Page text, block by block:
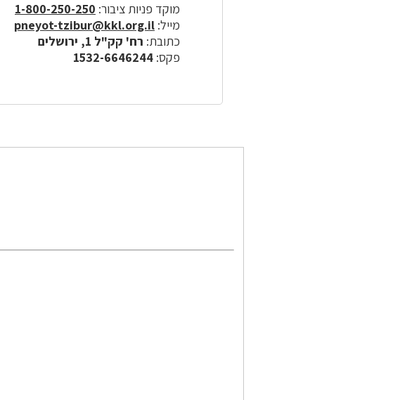
מוקד פניות ציבור: 1-800-250-250
מייל: pneyot-tzibur@kkl.org.il
כתובת: רח' קק"ל 1, ירושלים
פקס: 1532-6646244